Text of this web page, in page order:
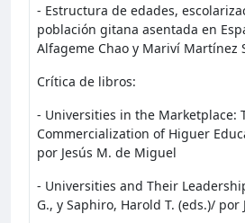
- Estructura de edades,
población gitana asentada en
Alfageme Chao y Mariví Martínez
Crítica de libros:
- Universities in the Marketplace:
Commercialization of Higuer
por Jesús M. de Miguel
- Universities and Their
G., y Saphiro, Harold T. (eds.)/